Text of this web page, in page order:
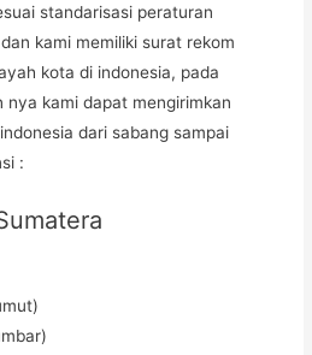
standarisasi peraturan
kami memiliki surat rekom
kota di indonesia, pada
nya kami dapat mengirimkan
dari sabang sampai
: